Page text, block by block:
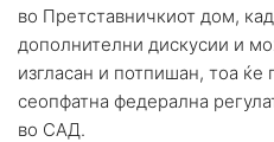
во Претставничкиот дом,
дополнителни дискусии и
изгласан и потпишан, тоа ќе
сеопфатна федерална
во САД.